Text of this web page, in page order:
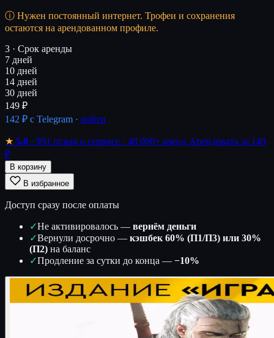
Нужен постоянный интернет. Трофеи и сохранения
остаются на арендованном профиле.
3 · Срок аренды
7 дней
10 дней
14 дней
30 дней
149 ₽
142 ₽ с Telegram · войти
★ 5.0 · 991 отзыв о сервисе · 48 000+ аренд Арендовать за 149
₽
В корзину
В избранное
Доступ сразу после оплаты
✓Не активировалось — вернём деньги
✓Вернули досрочно — кэшбек 60% (П1/П3) или 30%
(П2) на баланс
✓Продление за сутки до конца — −10%